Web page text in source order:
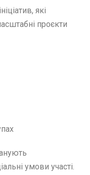
які
проєкти
умови участі.